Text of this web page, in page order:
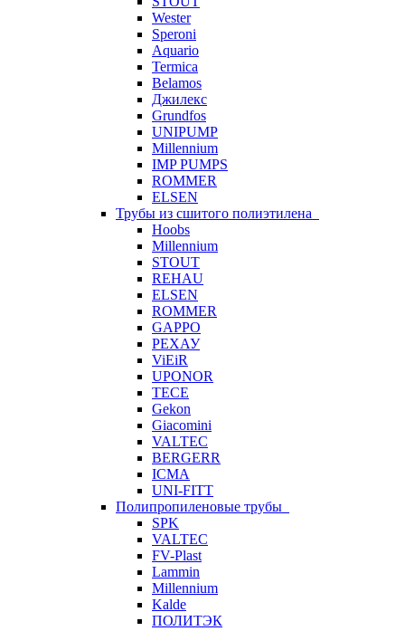
Wester
Speroni
Aquario
Termica
Belamos
Джилекс
Grundfos
UNIPUMP
Millennium
IMP PUMPS
ROMMER
ELSEN
Трубы из сшитого полиэтилена
Hoobs
Millennium
STOUT
REHAU
ELSEN
ROMMER
GAPPO
РЕХАУ
ViEiR
UPONOR
TECE
Gekon
Giacomini
VALTEC
BERGERR
ICMA
UNI-FITT
Полипропиленовые трубы
SPK
VALTEC
FV-Plast
Lammin
Millennium
Kalde
ПОЛИТЭК